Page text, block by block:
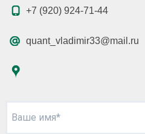
+7 (920) 924-71-44
quant_vladimir33@mail.ru
Ваше имя*